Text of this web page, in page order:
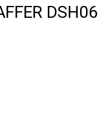
DSH06